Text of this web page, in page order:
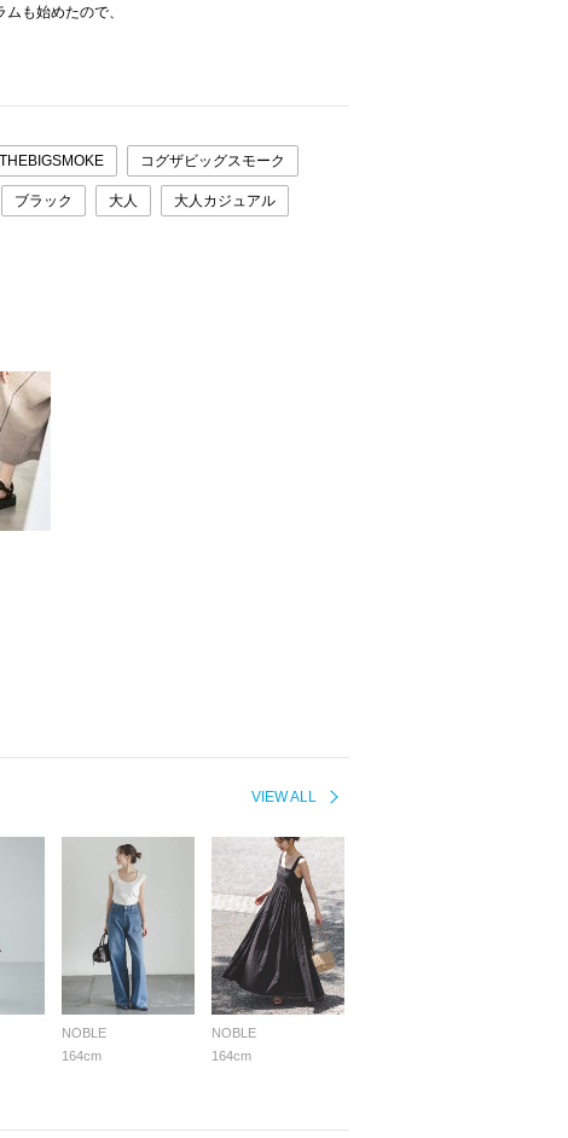
も始めたので、
コグザビッグスモーク
ブラック 大人 大人カジュアル
VIEW ALL
NOBLE
164cm
NOBLE
164cm